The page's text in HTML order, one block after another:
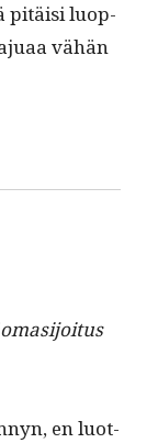
pitäisi luop­
vähän
en luot­